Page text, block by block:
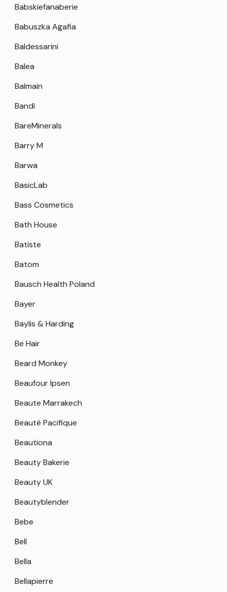
Babskiefanaberie
Babuszka Agafia
Baldessarini
Balea
Balmain
Bandi
BareMinerals
Barry M
Barwa
BasicLab
Bass Cosmetics
Bath House
Batiste
Batom
Bausch Health Poland
Bayer
Baylis & Harding
Be Hair
Beard Monkey
Beaufour Ipsen
Beaute Marrakech
Beauté Pacifique
Beautiona
Beauty Bakerie
Beauty UK
Beautyblender
Bebe
Bell
Bella
Bellapierre